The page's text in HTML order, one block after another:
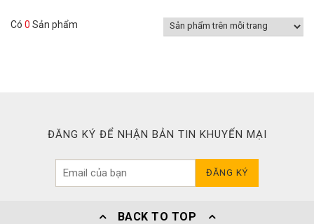
Có 0 Sản phẩm
ĐĂNG KÝ ĐỂ NHẬN BẢN TIN KHUYẾN MẠI
ĐĂNG KÝ
BACK TO TOP